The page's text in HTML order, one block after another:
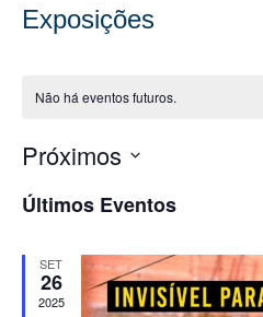
Exposições
Não há eventos futuros.
Próximos
a
data.
Últimos Eventos
SET
26
2025